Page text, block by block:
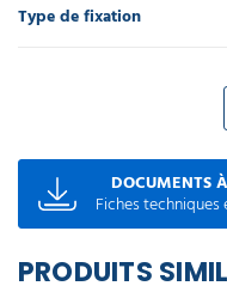
Type de fixation
DOCUMENTS
Fiches
PRODUITS